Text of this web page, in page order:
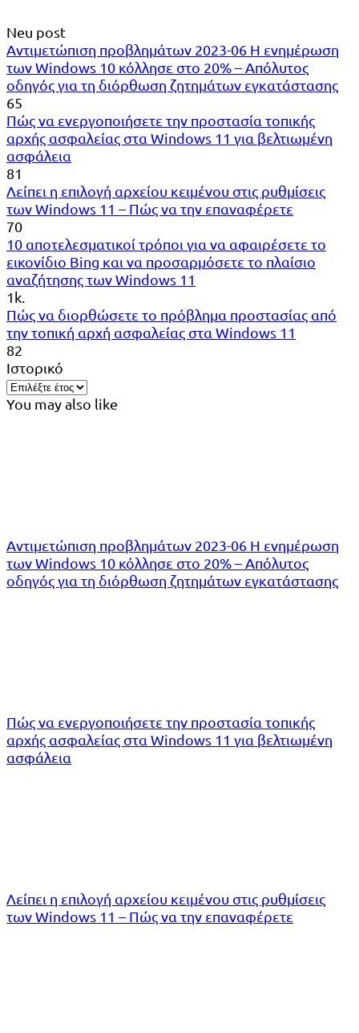
Neu post
Αντιμετώπιση προβλημάτων 2023-06 Η ενημέρωση
των Windows 10 κόλλησε στο 20% – Απόλυτος
οδηγός για τη διόρθωση ζητημάτων εγκατάστασης
65
Πώς να ενεργοποιήσετε την προστασία τοπικής
αρχής ασφαλείας στα Windows 11 για βελτιωμένη
ασφάλεια
81
Λείπει η επιλογή αρχείου κειμένου στις ρυθμίσεις
των Windows 11 – Πώς να την επαναφέρετε
70
10 αποτελεσματικοί τρόποι για να αφαιρέσετε το
εικονίδιο Bing και να προσαρμόσετε το πλαίσιο
αναζήτησης των Windows 11
1k.
Πώς να διορθώσετε το πρόβλημα προστασίας από
την τοπική αρχή ασφαλείας στα Windows 11
82
Ιστορικό
You may also like
Αντιμετώπιση προβλημάτων 2023-06 Η ενημέρωση
των Windows 10 κόλλησε στο 20% – Απόλυτος
οδηγός για τη διόρθωση ζητημάτων εγκατάστασης
Πώς να ενεργοποιήσετε την προστασία τοπικής
αρχής ασφαλείας στα Windows 11 για βελτιωμένη
ασφάλεια
Λείπει η επιλογή αρχείου κειμένου στις ρυθμίσεις
των Windows 11 – Πώς να την επαναφέρετε